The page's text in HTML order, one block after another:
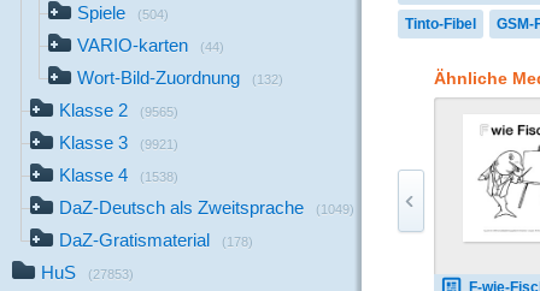
Spiele (504)
VARIO-karten (44)
Wort-Bild-Zuordnung (132)
Klasse 2 (9565)
Klasse 3 (9921)
Klasse 4 (1538)
DaZ-Deutsch als Zweitsprache (1049)
DaZ-Gratismaterial (178)
HuS (27853)
Tinto-Fibel
GSM-
Ähnliche
F-wie-Fisch-